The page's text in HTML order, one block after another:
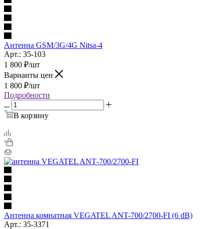
Антенна GSM/3G/4G Nitsa-4
Арт.: 35-103
1 800 ₽/шт
Варианты цен
1 800 ₽/шт
Подробности
В корзину
Антенна комнатная VEGATEL ANT-700/2700-FI (6 dB)
Арт.: 35-3371